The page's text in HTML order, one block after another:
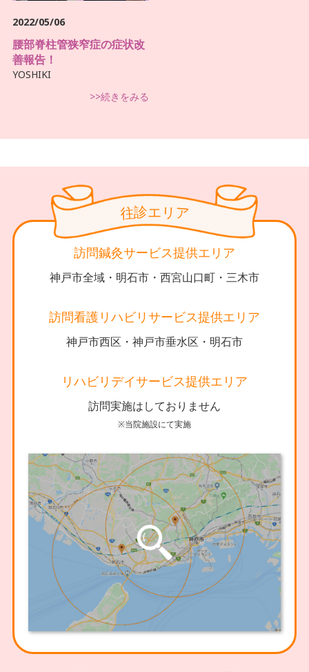
2022/05/06
腰部脊柱管狭窄症の症状改
善報告！
YOSHIKI
>>続きをみる
往診エ リ ア
訪問鍼灸サービス提供エリア
神戸市全域・明石市・西宮山口町・三木市
訪問看護リハビリサービス提供エリア
神戸市西区・神戸市垂水区・明石市
リハビリデイサービス提供エリア
訪問実施はしておりません
※当院施設にて実施